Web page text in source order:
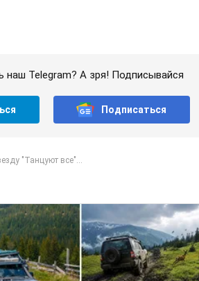
наш Telegram? А зря! Подписывайся
Подписаться
"Танцуют все"...